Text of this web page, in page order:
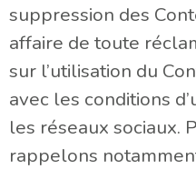
suppression des
affaire de toute
sur l’utilisation du
avec les conditions
les réseaux sociaux.
rappelons